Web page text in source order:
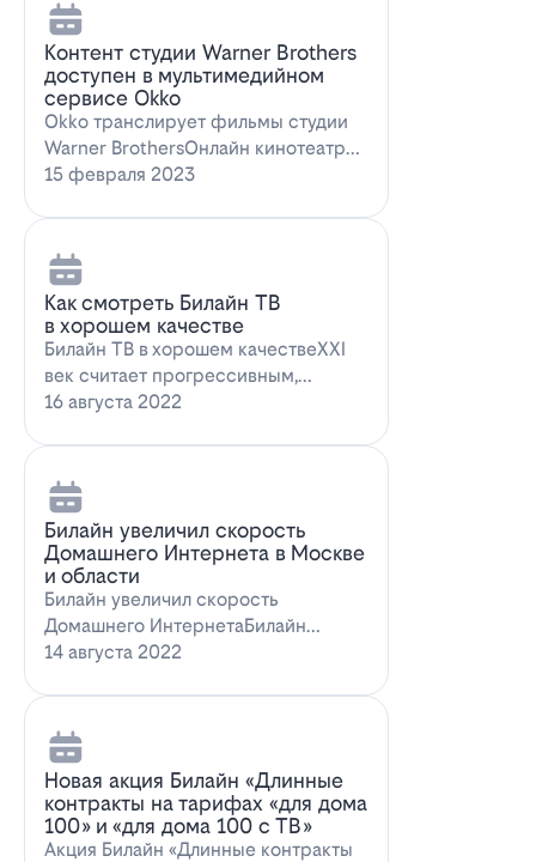
Контент студии Warner Brothers
доступен в мультимедийном
сервисе Okko
Okko транслирует фильмы студии
Warner BrothersОнлайн кинотеатр
Okko пополнил коллекцию лучшими
15 февраля 2023
Как смотреть Билайн ТВ
в хорошем качестве
Билайн ТВ в хорошем качествеXXI
век считает прогрессивным,
большинство технологий доступны
16 августа 2022
Билайн увеличил скорость
Домашнего Интернета в Москве
и области
Билайн увеличил скорость
Домашнего ИнтернетаБилайн
увеличил скорость Домашнего
14 августа 2022
Новая акция Билайн «Длинные
контракты на тарифах «для дома
100» и «для дома 100 с ТВ»
Акция Билайн «Длинные контракты